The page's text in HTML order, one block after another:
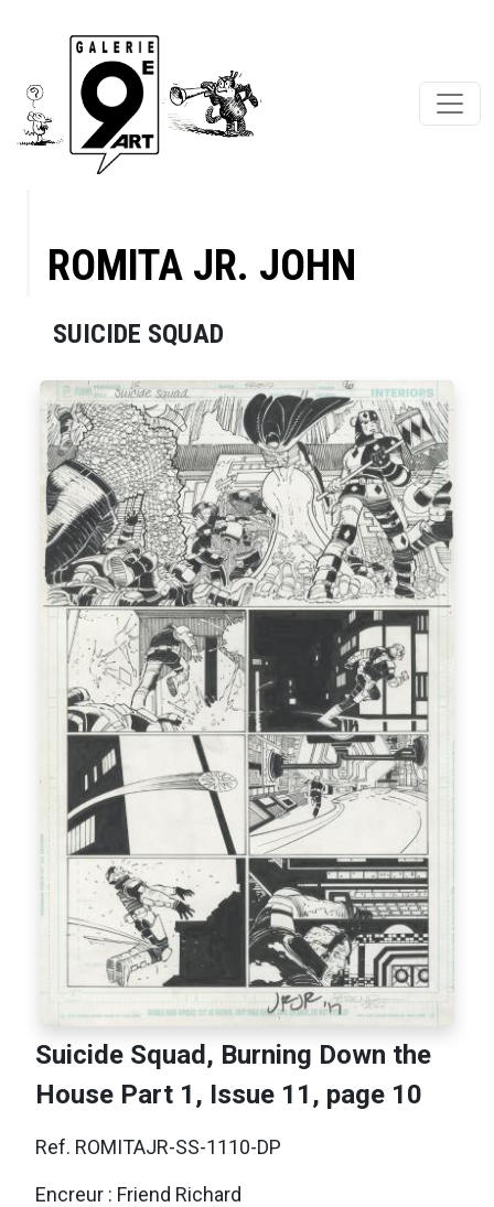
ROMITA JR. JOHN
SUICIDE SQUAD
Suicide Squad, Burning Down the
House Part 1, Issue 11, page 10
Ref. ROMITAJR-SS-1110-DP
Encreur : Friend Richard